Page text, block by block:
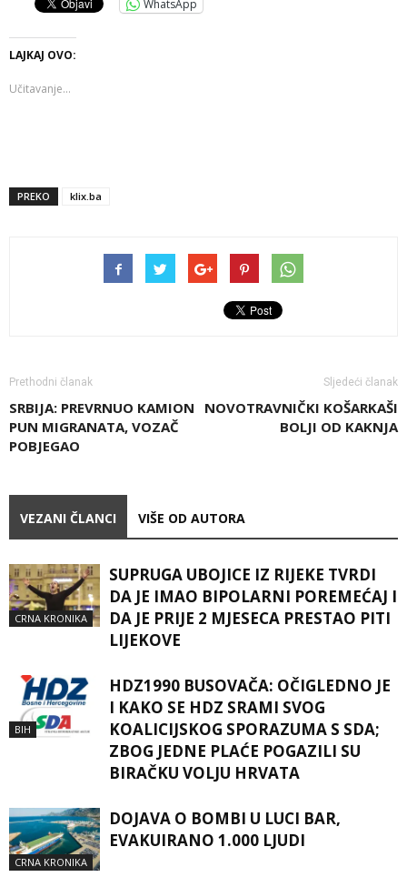
WhatsApp
LAJKAJ OVO:
Učitavanje...
PREKO klix.ba
Prethodni članak
SRBIJA: PREVRNUO KAMION
PUN MIGRANATA, VOZAČ
POBJEGAO
Sljedeći članak
NOVOTRAVNIČKI KOŠARKAŠI
BOLJI OD KAKNJA
VEZANI ČLANCI VIŠE OD AUTORA
CRNA KRONIKA
SUPRUGA UBOJICE IZ RIJEKE TVRDI
DA JE IMAO BIPOLARNI POREMEĆAJ I
DA JE PRIJE 2 MJESECA PRESTAO PITI
LIJEKOVE
BIH
HDZ1990 BUSOVAČA: OČIGLEDNO JE
I KAKO SE HDZ SRAMI SVOG
KOALICIJSKOG SPORAZUMA S SDA;
ZBOG JEDNE PLAĆE POGAZILI SU
BIRAČKU VOLJU HRVATA
CRNA KRONIKA
DOJAVA O BOMBI U LUCI BAR,
EVAKUIRANO 1.000 LJUDI